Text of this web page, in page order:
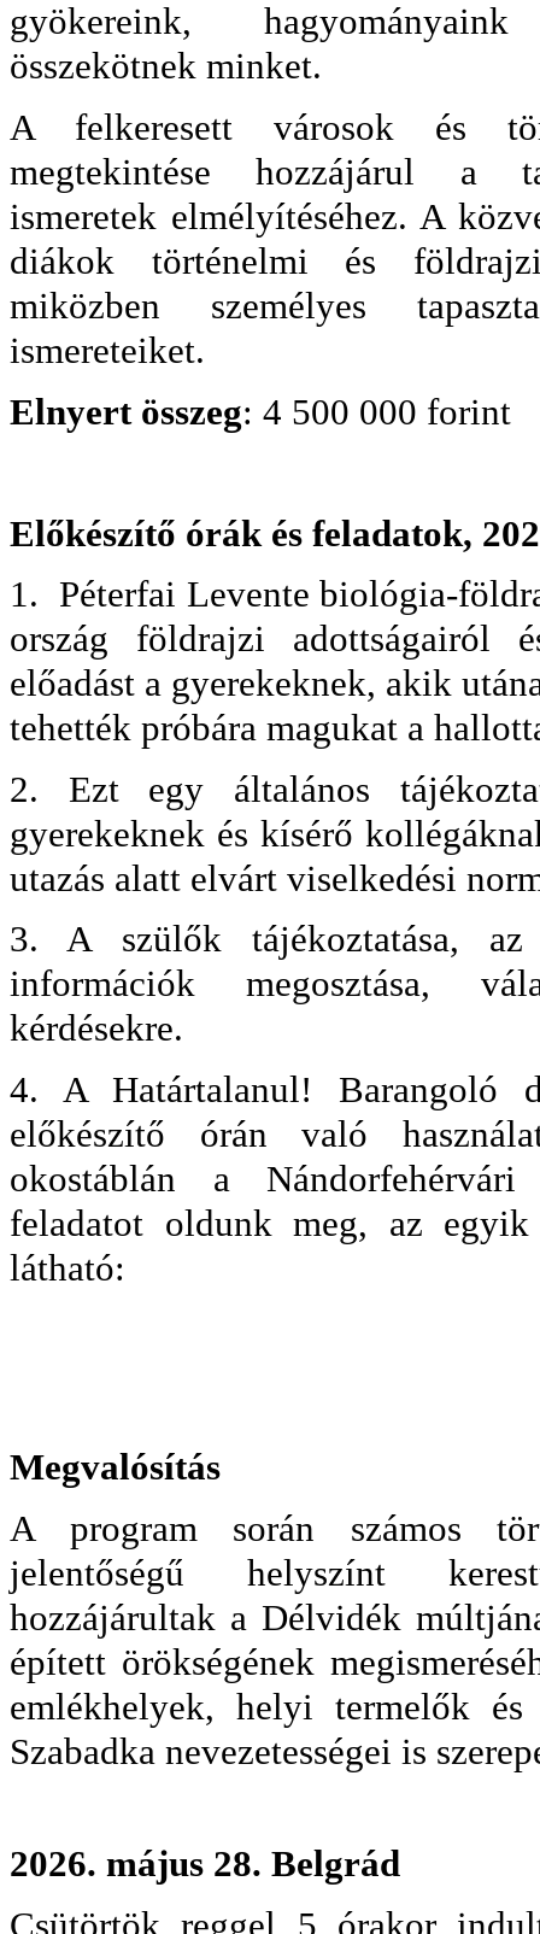
gyökereink,
összekötnek minket.
A felkeresett városok és
megtekintése hozzájárul a
ismeretek elmélyítéséhez. A
diákok történelmi és
miközben személyes
ismereteiket.
Elnyert összeg: 4 500 000 forint
Előkészítő órák és feladatok,
1. Péterfai Levente biológia-
ország földrajzi adottságairól
előadást a gyerekeknek, akik
tehették próbára magukat a
2. Ezt egy általános
gyerekeknek és kísérő
utazás alatt elvárt viselkedési
3. A szülők tájékoztatása, az
információk megosztása,
kérdésekre.
4. A Határtalanul! Barangoló
előkészítő órán való
okostáblán a
feladatot oldunk meg, az
látható:
Megvalósítás
A program során számos
jelentőségű helyszínt
hozzájárultak a Délvidék
épített örökségének
emlékhelyek, helyi termelők
Szabadka nevezetességei is
2026. május 28. Belgrád
Csütörtök reggel 5 órakor